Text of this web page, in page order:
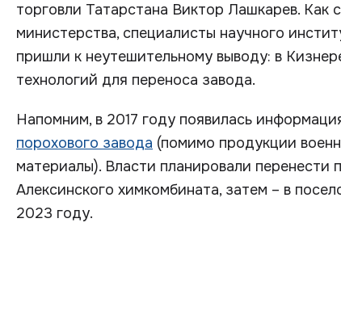
торговли Татарстана Виктор Лашкарев. Как
министерства, специалисты научного
пришли к неутешительному выводу: в
технологий для переноса завода.
Напомним, в 2017 году появилась
порохового завода (помимо продукции
материалы). Власти планировали перенести
Алексинского химкомбината, затем – в
2023 году.